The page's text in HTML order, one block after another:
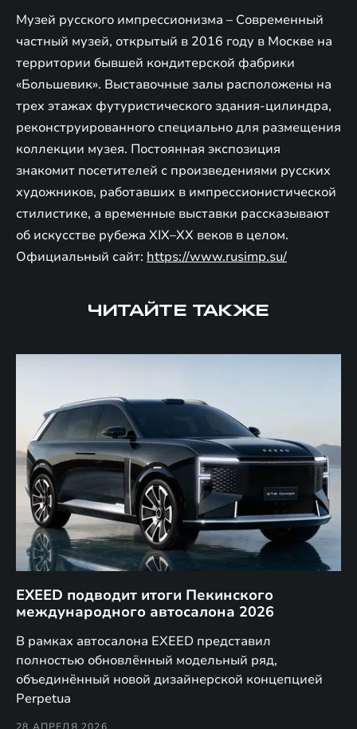
Музей русского импрессионизма – Современный
частный музей, открытый в 2016 году в Москве на
территории бывшей кондитерской фабрики
«Большевик». Выставочные залы расположены на
трех этажах футуристического здания-цилиндра,
реконструированного специально для размещения
коллекции музея. Постоянная экспозиция
знакомит посетителей с произведениями русских
художников, работавших в импрессионистической
стилистике, а временные выставки рассказывают
об искусстве рубежа XIX–XX веков в целом.
Официальный сайт: https://www.rusimp.su/
ЧИТАЙТЕ ТАКЖЕ
EXEED подводит итоги Пекинского
международного автосалона 2026
В рамках автосалона EXEED представил
полностью обновлённый модельный ряд,
объединённый новой дизайнерской концепцией
Perpetua